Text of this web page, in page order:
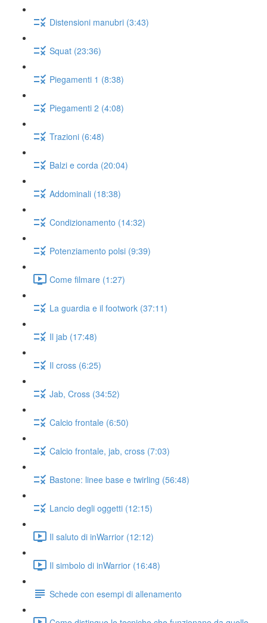
Distensioni manubri (3:43)
Squat (23:36)
Piegamenti 1 (8:38)
Piegamenti 2 (4:08)
Trazioni (6:48)
Balzi e corda (20:04)
Addominali (18:38)
Condizionamento (14:32)
Potenziamento polsi (9:39)
Come filmare (1:27)
La guardia e il footwork (37:11)
Il jab (17:48)
Il cross (6:25)
Jab, Cross (34:52)
Calcio frontale (6:50)
Calcio frontale, jab, cross (7:03)
Bastone: linee base e twirling (56:48)
Lancio degli oggetti (12:15)
Il saluto di inWarrior (12:12)
Il simbolo di inWarrior (16:48)
Schede con esempi di allenamento